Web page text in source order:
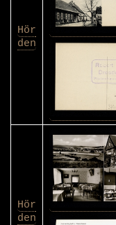
Hör
den
Hör
den